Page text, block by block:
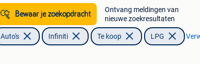
Bewaar je zoekopdracht
Ontvang meldingen van
nieuwe zoekresultaten
Auto's Infiniti Te koop LPG